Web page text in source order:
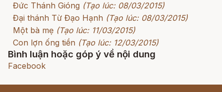
Đức Thánh Gióng (Tạo lúc: 08/03/2015)
Đại thánh Từ Đạo Hạnh (Tạo lúc: 08/03/2015)
Một bà mẹ (Tạo lúc: 11/03/2015)
Con lợn ống tiền (Tạo lúc: 12/03/2015)
Bình luận hoặc góp ý về nội dung
Facebook